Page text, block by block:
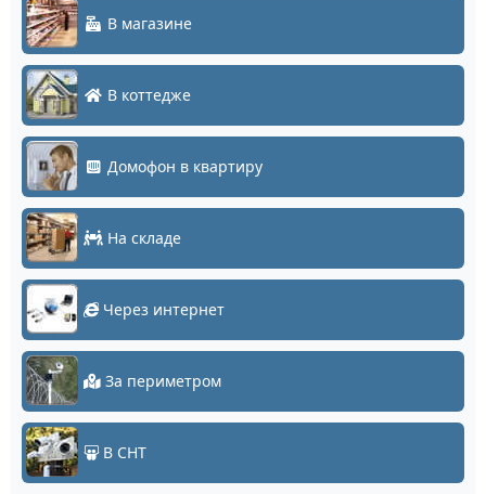
В магазине
В коттедже
Домофон в квартиру
На складе
Через интернет
За периметром
В СНТ